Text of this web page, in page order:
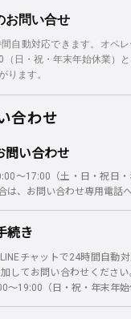
お問い合せ
自動対応できます。オペ
（日・祝・年末年始休業）
ります。
合わせ
問い合わせ
～17:00（土・日・祝日
は、お問い合わせ専用電話
続き
チャットで24時間自動
してお問い合わせくださ
～19:00（日・祝・年末年始